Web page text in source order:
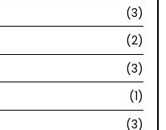
(3)
(2)
(3)
(1)
(3)